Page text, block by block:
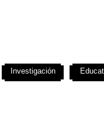
Investigación